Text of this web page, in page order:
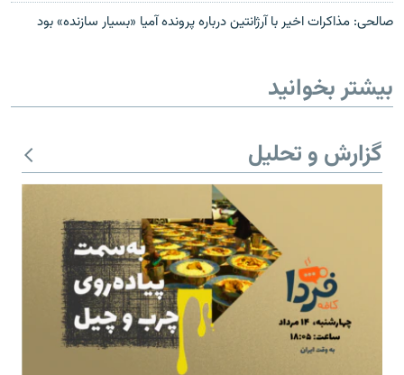
صالحی: مذاکرات اخیر با آرژانتین درباره پرونده آمیا «بسیار سازنده» بود
بیشتر بخوانید
گزارش و تحلیل